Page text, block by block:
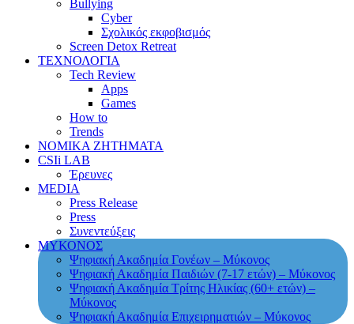
Bullying
Cyber
Σχολικός εκφοβισμός
Screen Detox Retreat
ΤΕΧΝΟΛΟΓΙΑ
Tech Review
Apps
Games
How to
Trends
ΝΟΜΙΚΑ ΖΗΤΗΜΑΤΑ
CSIi LAB
Έρευνες
MEDIA
Press Release
Press
Συνεντεύξεις
ΜΥΚΟΝΟΣ
Ψηφιακή Ακαδημία Γονέων – Μύκονος
Ψηφιακή Ακαδημία Παιδιών (7-17 ετών) – Μύκονος
Ψηφιακή Ακαδημία Τρίτης Ηλικίας (60+ ετών) –
Μύκονος
Ψηφιακή Ακαδημία Επιχειρηματιών – Μύκονος